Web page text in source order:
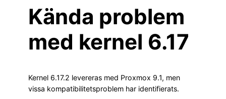
Kända problem
med kernel 6.17
Kernel 6.17.2 levereras med Proxmox 9.1, men
vissa kompatibilitetsproblem har identifierats.